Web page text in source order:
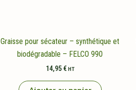
Graisse pour sécateur – synthétique et
biodégradable – FELCO 990
14,95 € HT